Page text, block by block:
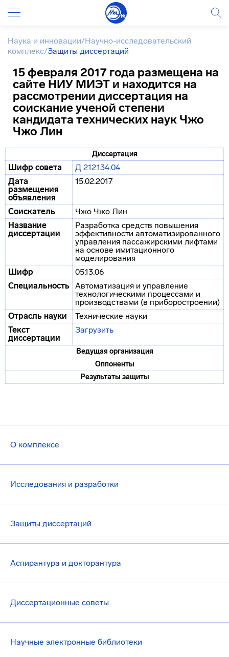
О комплексе
Исследования и разработки
Защиты диссертаций
Аспирантура и докторантура
Диссертационные советы
Научные электронные библиотеки
Наука и инновации/Научно-исследовательский
комплекс/Защиты диссертаций
15 февраля 2017 года размещена на
сайте НИУ МИЭТ и находится на
рассмотрении диссертация на
соискание ученой степени
кандидата технических наук Чжо
Чжо Лин
Диссертация
Шифр совета
Д 212.134.04
Дата
размещения
объявления
15.02.2017
Соискатель
Чжо Чжо Лин
Название
диссертации
Разработка средств повышения
эффективности автоматизированного
управления пассажирскими лифтами
на основе имитационного
моделирования
Шифр
05.13.06
Специальность Автоматизация и управление
технологическими процессами и
производствами (в приборостроении)
Отрасль науки
Технические науки
Текст
диссертации
Загрузить
Ведущая организация
Оппоненты
Результаты защиты